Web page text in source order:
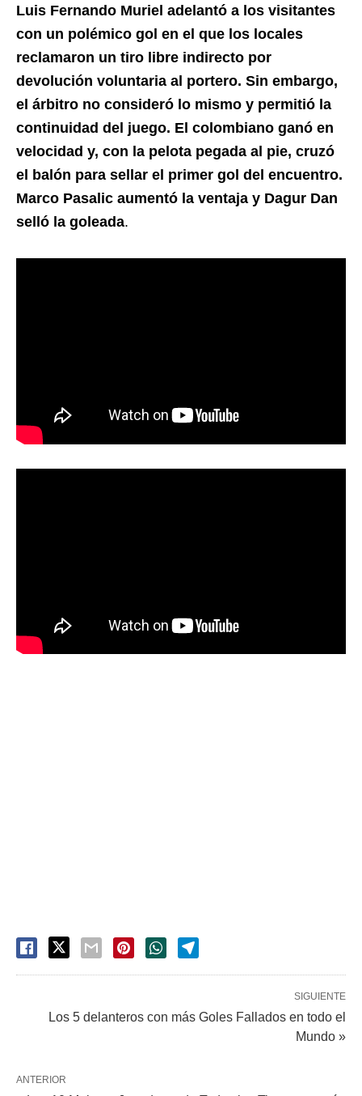
Luis Fernando Muriel adelantó a los visitantes
con un polémico gol en el que los locales
reclamaron un tiro libre indirecto por
devolución voluntaria al portero. Sin embargo,
el árbitro no consideró lo mismo y permitió la
continuidad del juego. El colombiano ganó en
velocidad y, con la pelota pegada al pie, cruzó
el balón para sellar el primer gol del encuentro.
Marco Pasalic aumentó la ventaja y Dagur Dan
selló la goleada.
SIGUIENTE
Los 5 delanteros con más Goles Fallados en todo el
Mundo »
ANTERIOR